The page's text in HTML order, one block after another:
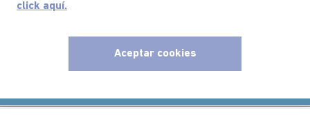
click aquí.
Aceptar cookies
Nuestra Marca